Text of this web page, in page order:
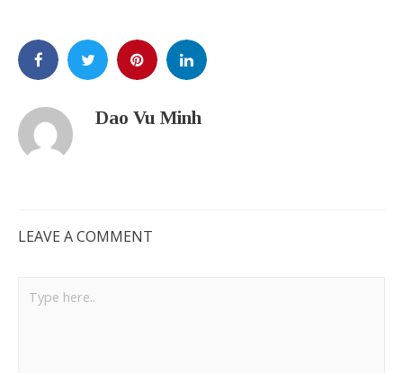
Dao Vu Minh
LEAVE A COMMENT